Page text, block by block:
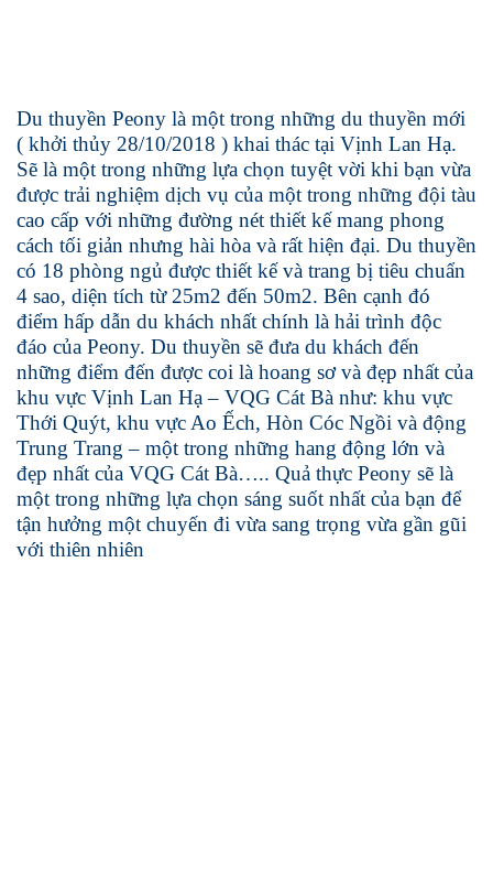
Du thuyền Peony là một trong những du thuyền mới
( khởi thủy 28/10/2018 ) khai thác tại Vịnh Lan Hạ.
Sẽ là một trong những lựa chọn tuyệt vời khi bạn vừa
được trải nghiệm dịch vụ của một trong những đội tàu
cao cấp với những đường nét thiết kế mang phong
cách tối giản nhưng hài hòa và rất hiện đại. Du thuyền
có 18 phòng ngủ được thiết kế và trang bị tiêu chuẩn
4 sao, diện tích từ 25m2 đến 50m2. Bên cạnh đó
điểm hấp dẫn du khách nhất chính là hải trình độc
đáo của Peony. Du thuyền sẽ đưa du khách đến
những điểm đến được coi là hoang sơ và đẹp nhất của
khu vực Vịnh Lan Hạ – VQG Cát Bà như: khu vực
Thới Quýt, khu vực Ao Ếch, Hòn Cóc Ngồi và động
Trung Trang – một trong những hang động lớn và
đẹp nhất của VQG Cát Bà….. Quả thực Peony sẽ là
một trong những lựa chọn sáng suốt nhất của bạn để
tận hưởng một chuyến đi vừa sang trọng vừa gần gũi
với thiên nhiên